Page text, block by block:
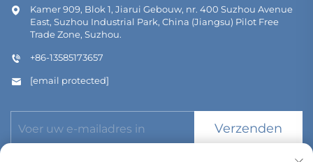
Kamer 909, Blok 1, Jiarui Gebouw, nr. 400 Suzhou Avenue
East, Suzhou Industrial Park, China (Jiangsu) Pilot Free
Trade Zone, Suzhou.
+86-13585173657
[email protected]
Verzenden